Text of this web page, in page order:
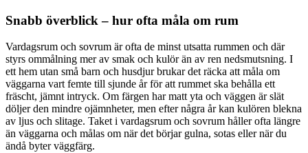
Snabb överblick – hur ofta måla om rum
Vardagsrum och sovrum är ofta de minst utsatta rummen och där
styrs ommålning mer av smak och kulör än av ren nedsmutsning. I
ett hem utan små barn och husdjur brukar det räcka att måla om
väggarna vart femte till sjunde år för att rummet ska behålla ett
fräscht, jämnt intryck. Om färgen har matt yta och väggen är slät
döljer den mindre ojämnheter, men efter några år kan kulören blekna
av ljus och slitage. Taket i vardagsrum och sovrum håller ofta längre
än väggarna och målas om när det börjar gulna, sotas eller när du
ändå byter väggfärg.